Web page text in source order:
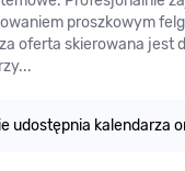
proszkowym
oferta skierowana jest
udostępnia kalendarza